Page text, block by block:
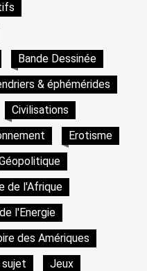
Bande Dessinée
& éphémérides
Civilisations
Erotisme
de l'Afrique
l'Energie
des Amériques
sujet
Jeux